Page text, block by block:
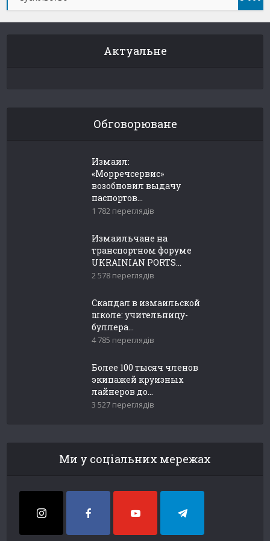
Актуальне
Обговорюване
Измаил:
«Морречсервис»
возобновил выдачу
паспортов...
1 782 переглядів
Измаильчане на
транспортном форуме
UKRAINIAN PORTS...
2 578 переглядів
Скандал в измаильской
школе: учительницу-
буллера...
4 785 переглядів
Более 100 тысяч членов
экипажей круизных
лайнеров до...
3 527 переглядів
Ми у соціальних мережах